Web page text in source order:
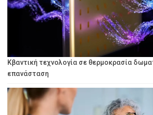
Κβαντική τεχνολογία σε θερμοκρασία
επανάσταση